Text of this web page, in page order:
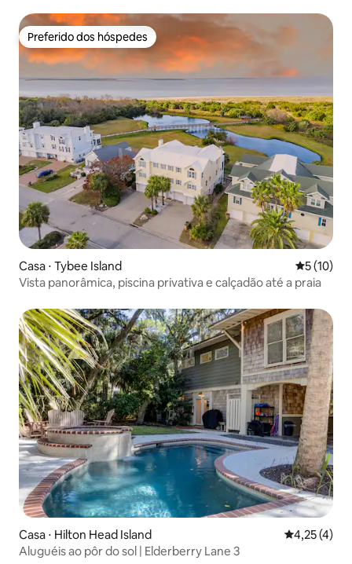
Preferido dos hóspedes
Preferido dos hóspedes
Casa ⋅ Tybee Island 5 de uma
5 (10)
Vista panorâmica, piscina privativa e calçadão até a praia
Casa ⋅ Hilton Head Island 4,25 de
4,25 (4)
Aluguéis ao pôr do sol | Elderberry Lane 3